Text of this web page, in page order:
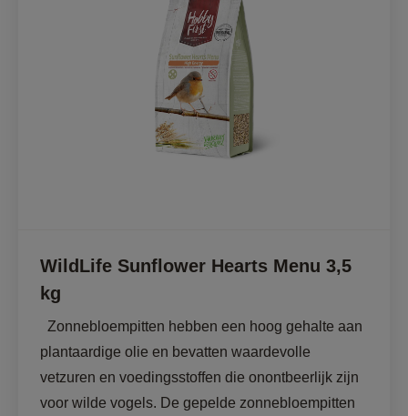
WildLife Sunflower Hearts Menu 3,5
kg
plantaardige olie en bevatten waardevolle
vetzuren en voedingsstoffen die onontbeerlijk zijn
voor wilde vogels. De gepelde zonnebloempitten